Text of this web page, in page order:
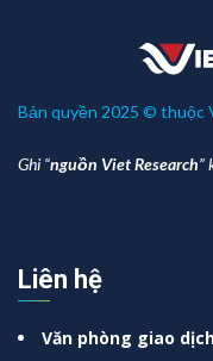
Bản quyền 2025 © thuộc
Ghi “nguồn Viet Research”
Liên hệ
Văn phòng giao